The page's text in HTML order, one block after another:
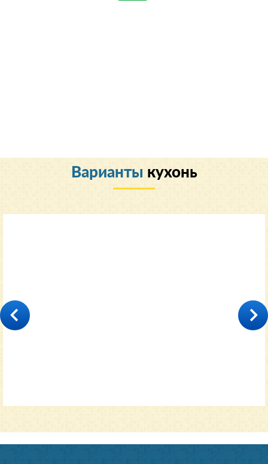
Варианты кухонь